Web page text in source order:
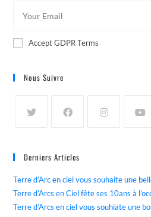
Accept GDPR Terms
Nous Suivre
Derniers Articles
Terre d’Arc en ciel vous souhaite une
Terre d’Arcs en Ciel fête ses 10ans à
Terre d’Arcs en ciel vous souhiate une